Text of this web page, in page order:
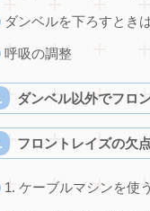
ダンベルを下ろすとき
呼吸の調整
ダンベル以外でフロ
フロントレイズの欠
1. ケーブルマシンを使う